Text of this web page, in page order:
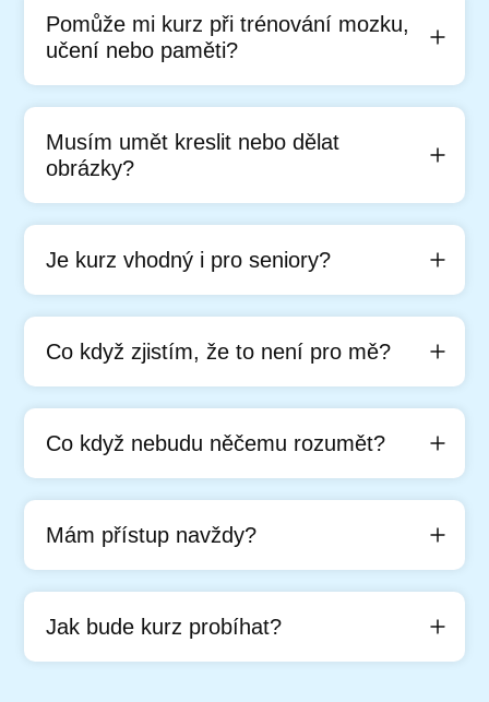
Pomůže mi kurz při trénování mozku,
učení nebo paměti?
Musím umět kreslit nebo dělat
obrázky?
Je kurz vhodný i pro seniory?
Co když zjistím, že to není pro mě?
Co když nebudu něčemu rozumět?
Mám přístup navždy?
Jak bude kurz probíhat?